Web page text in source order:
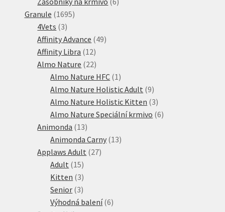
Granule 16951695
4Vets 33
produkty
Affinity Advance 4949
Affinity Libra 1212
produktů
Almo Nature 2222
produktů
Almo Nature HFC 1 1
produkt
Almo Nature Holistic Adult 99
produktů
Almo Nature Holistic Kitten 33
produkty
Almo Nature Speciální krmivo 66
Animonda 1313
produktů
Animonda Carny 1313
Applaws Adult 2727
Adult 1515
produktů
Kitten 33
produkty
Senior 33
produkty
Výhodná balení 66